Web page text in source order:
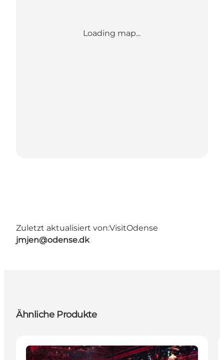
Loading map...
Zuletzt aktualisiert von:VisitOdense
jmjen@odense.dk
Ähnliche Produkte
Restaurants